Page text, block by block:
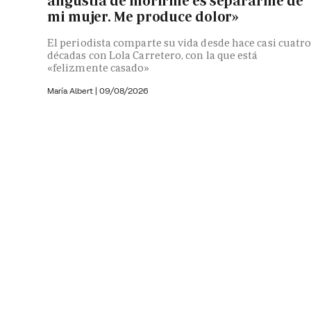
mi mujer. Me produce dolor»
El periodista comparte su vida desde hace casi cuatro
décadas con Lola Carretero, con la que está
«felizmente casado»
María Albert | 09/08/2026